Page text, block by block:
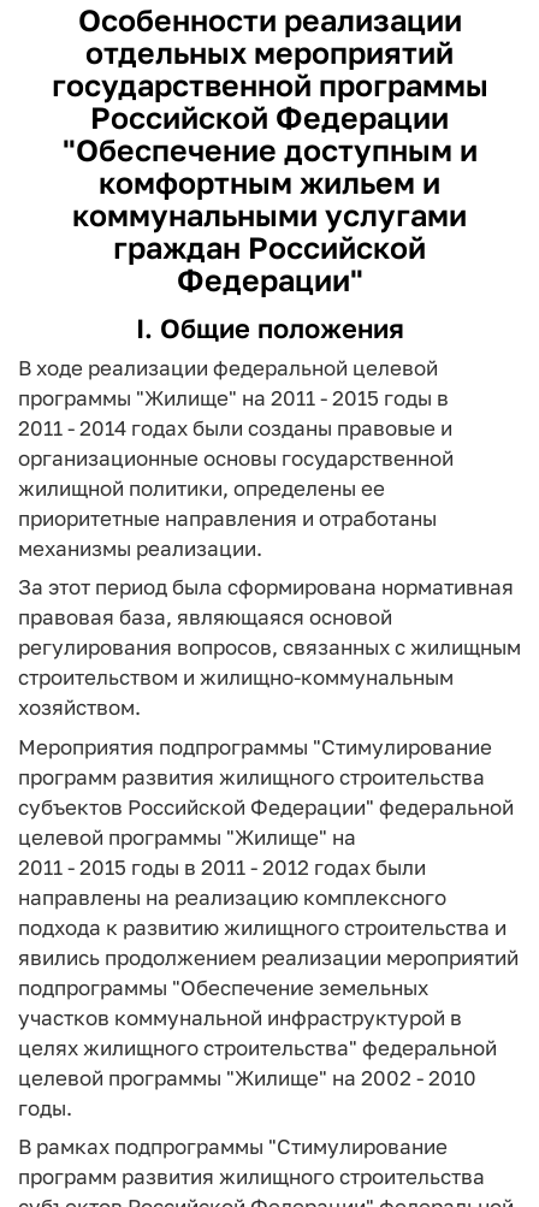
Особенности реализации
отдельных мероприятий
государственной программы
Российской Федерации
"Обеспечение доступным и
комфортным жильем и
коммунальными услугами
граждан Российской
Федерации"
I. Общие положения
В ходе реализации федеральной целевой
программы "Жилище" на 2011 - 2015 годы в
2011 - 2014 годах были созданы правовые и
организационные основы государственной
жилищной политики, определены ее
приоритетные направления и отработаны
механизмы реализации.
За этот период была сформирована нормативная
правовая база, являющаяся основой
регулирования вопросов, связанных с жилищным
строительством и жилищно-коммунальным
хозяйством.
Мероприятия подпрограммы "Стимулирование
программ развития жилищного строительства
субъектов Российской Федерации" федеральной
целевой программы "Жилище" на
2011 - 2015 годы в 2011 - 2012 годах были
направлены на реализацию комплексного
подхода к развитию жилищного строительства и
явились продолжением реализации мероприятий
подпрограммы "Обеспечение земельных
участков коммунальной инфраструктурой в
целях жилищного строительства" федеральной
целевой программы "Жилище" на 2002 - 2010
годы.
В рамках подпрограммы "Стимулирование
программ развития жилищного строительства